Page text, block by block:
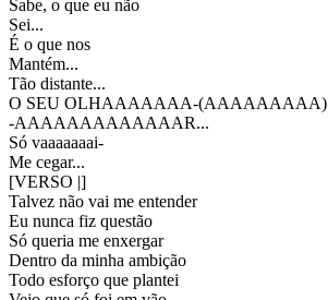
Sabe, o que eu não
Sei...
É o que nos
Mantém...
Tão distante...
O SEU OLHAAAAAAA-(AAAAAAAAA)
-AAAAAAAAAAAAAR...
Só vaaaaaaai-
Me cegar...
[VERSO |]
Talvez não vai me entender
Eu nunca fiz questão
Só queria me enxergar
Dentro da minha ambição
Todo esforço que plantei